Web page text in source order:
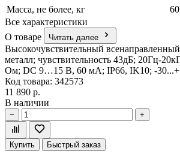
Масса, не более, кг
60
Все характеристики
О товаре
Читать далее
Высокочувствительный
металл; чувствительность 43дБ; 20Гц-
Ом; DC 9…15 В, 60 мА; IP66, IK10; -
Код товара: 342573
11 890 р.
В наличии
− +
Купить Быстрый заказ